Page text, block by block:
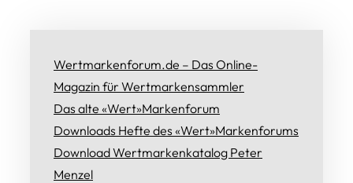
Wertmarkenforum.de – Das Online-
Magazin für Wertmarkensammler
Das alte «Wert»Markenforum
Downloads Hefte des «Wert»Markenforums
Download Wertmarkenkatalog Peter
Menzel